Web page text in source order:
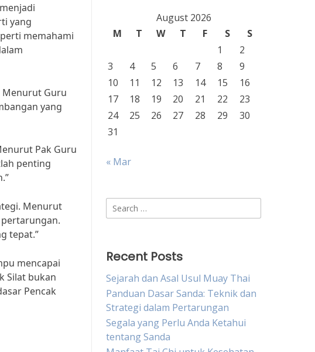
yang
memahami
Menurut Guru
yang
Pak Guru
penting
Menurut
pertarungan.
tepat.”
mencapai
Silat bukan
Pencak
August 2026
M
T W T F S
S
1
2
3
4 5 6 7 8
9
10
11 12 13 14 15
16
17
18 19 20 21 22
23
24
25 26 27 28 29
30
31
« Mar
Search
for:
Recent Posts
Sejarah dan Asal Usul Muay Thai
Panduan Dasar Sanda: Teknik dan
Strategi dalam Pertarungan
Segala yang Perlu Anda Ketahui
tentang Sanda